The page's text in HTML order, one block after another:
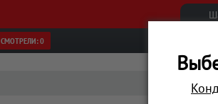
СМОТРЕЛИ:0